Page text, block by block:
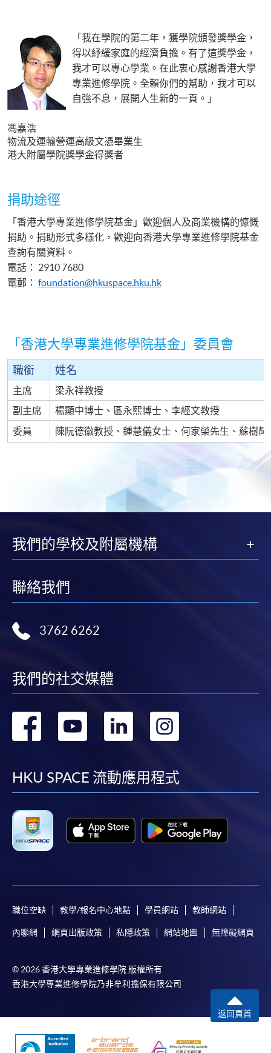
「我在學院的第二年，獲學院頒發獎學金，
得以紓緩家庭的經濟負擔。有了這獎學金，
我才可以專心學業。在此衷心感謝香港大學
專業進修學院。全賴你們的幫助，我才可以
自強不息，展開人生新的一頁。」
馮嘉浩
物流及運輸營運高級文憑畢業生
港大附屬學院獎學金得獎者
捐助途徑
「香港大學專業進修學院基金」歡迎個人及商業機構的慷慨
捐助。捐助形式多樣化，歡迎向香港大學專業進修學院基金
查詢有關資料。
電話： 2910 7680
電郵： foundation@hkuspace.hku.hk
「香港大學專業進修學院基金」委員會
職銜 姓名
主席
梁永祥教授
副 主席
楊顯中博士、區永熙博士、李經文教授
委員
陳阮德徽教授、鍾慧儀女士、何家榮先生、蘇樹
我們的學校及附屬機構
聯絡我們
3762 6262
我們的社交媒體
轉
facebook
轉
youtube
轉
linkedin
轉
HKU SPACE 流動應用程式
職位空缺 教學/報名中心地點 學員網站 教師網站
內聯網 網頁出版政策 私隱政策 網站地圖 無障礙網頁
© 2026 香港大學專業進修學院 版權所有
香港大學專業進修學院乃非牟利擔保有限公司
返回頁首